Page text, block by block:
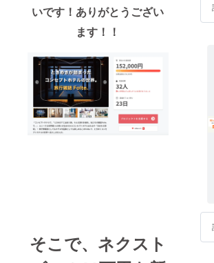
いです！ありがとうござい
ます！！
そこで、 ネクスト